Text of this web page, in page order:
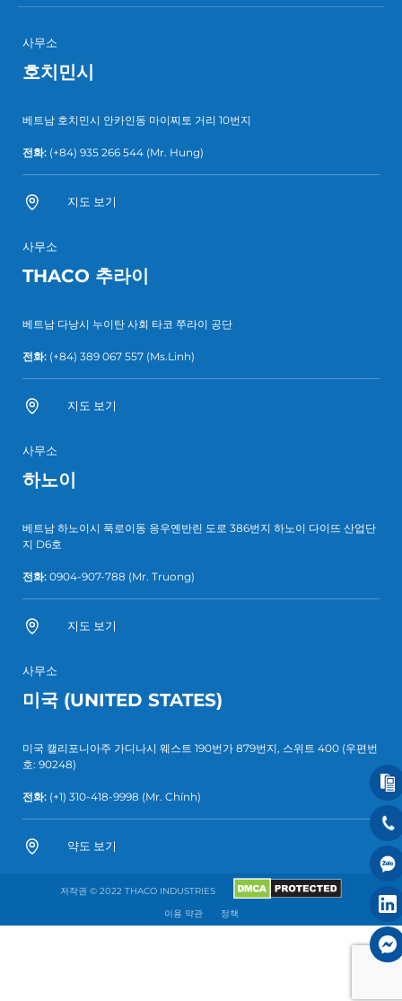
사무소
호치민시
베트남 호치민시 안카인동 마이찌토 거리 10번지
전화: (+84) 935 266 544 (Mr. Hung)
지도 보기
사무소
THACO 추라이
베트남 다낭시 누이탄 사회 타코 쭈라이 공단
전화: (+84) 389 067 557 (Ms.Linh)
지도 보기
사무소
하노이
베트남 하노이시 푹로이동 응우옌반린 도로 386번지 하노이 다이뜨 산업단
지 D6호
전화: 0904-907-788 (Mr. Truong)
지도 보기
사무소
미국 (UNITED STATES)
미국 캘리포니아주 가디나시 웨스트 190번가 879번지, 스위트 400 (우편번
호: 90248)
전화: (+1) 310-418-9998 (Mr. Chính)
약도 보기
저작권 © 2022 THACO INDUSTRIES
이용 약관
정책